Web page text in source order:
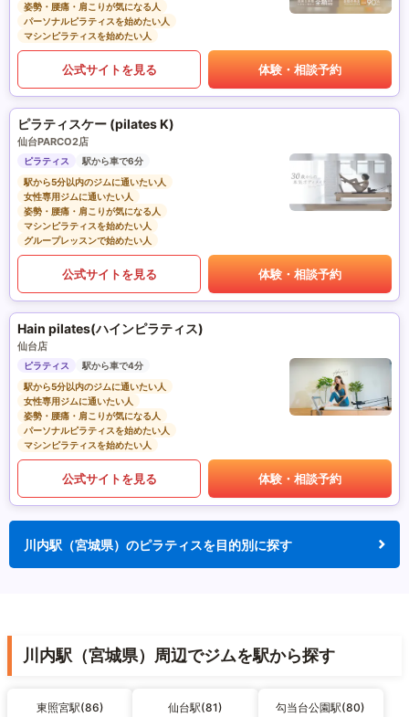
姿勢・腰痛・肩こりが気になる人
パーソナルピラティスを始めたい人
マシンピラティスを始めたい人
公式サイトを見る 体験・相談予約
ピラティスケー (pilates K)
仙台PARCO2店
ピラティス
駅から車で6分
駅から5分以内のジムに通いたい人
女性専用ジムに通いたい人
姿勢・腰痛・肩こりが気になる人
マシンピラティスを始めたい人
グループレッスンで始めたい人
公式サイトを見る 体験・相談予約
Hain pilates(ハインピラティス)
仙台店
ピラティス
駅から車で4分
駅から5分以内のジムに通いたい人
女性専用ジムに通いたい人
姿勢・腰痛・肩こりが気になる人
パーソナルピラティスを始めたい人
マシンピラティスを始めたい人
公式サイトを見る 体験・相談予約
川内駅（宮城県）のピラティスを目的別に探す
川内駅（宮城県）周辺でジムを駅から探す
東照宮駅(86) 仙台駅(81) 勾当台公園駅(80)